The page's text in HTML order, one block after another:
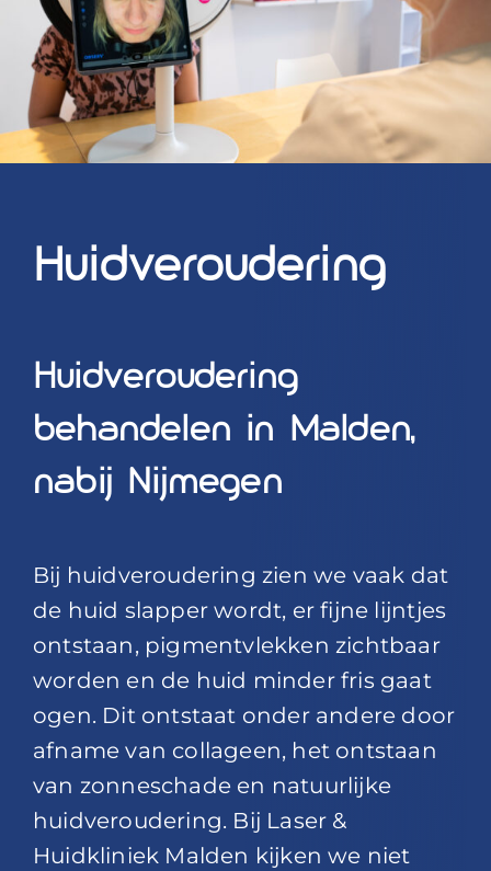
Blog
Over ons
Mijn account
Huidveroudering
Huidveroudering
behandelen in Malden,
nabij Nijmegen
Bij huidveroudering zien we vaak dat
de huid slapper wordt, er fijne lijntjes
ontstaan, pigmentvlekken zichtbaar
worden en de huid minder fris gaat
ogen. Dit ontstaat onder andere door
afname van collageen, het ontstaan
van zonneschade en natuurlijke
huidveroudering. Bij Laser &
Huidkliniek Malden kijken we niet